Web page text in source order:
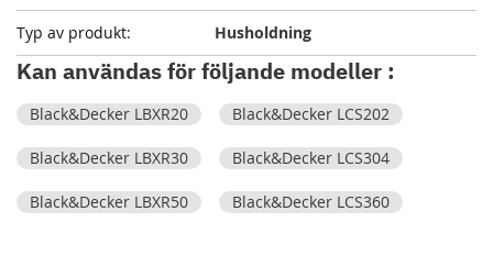
Husholdning
Kan användas för följande modeller :
Black&Decker LBXR20 Black&Decker LCS202
Black&Decker LBXR30 Black&Decker LCS304
Black&Decker LBXR50 Black&Decker LCS360